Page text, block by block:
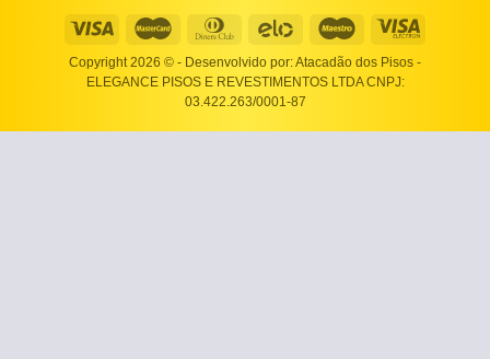
Copyright 2026 © - Desenvolvido por: Atacadão dos Pisos -
ELEGANCE PISOS E REVESTIMENTOS LTDA CNPJ:
03.422.263/0001-87